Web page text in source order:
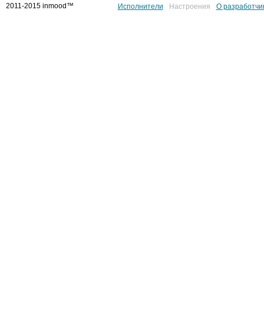
2011-2015 inmood™
Исполнители
Настроения О